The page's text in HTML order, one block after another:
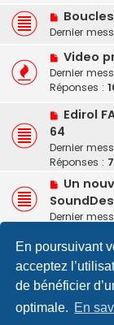
En poursuivant
acceptez
de bénéficier
optimale. En
Dernier
Video
Dernier
Réponses :
Edirol
64
Dernier
Réponses : 7
Un
Dernier
Accueil du